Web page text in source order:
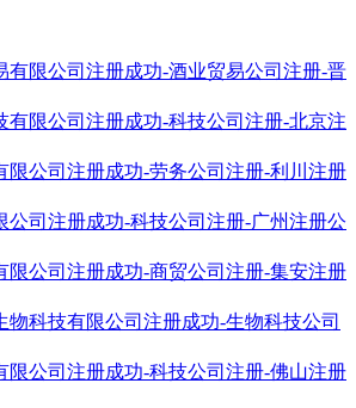
有限公司注册成功-酒业贸易公司注册-晋
有限公司注册成功-科技公司注册-北京注
限公司注册成功-劳务公司注册-利川注册
公司注册成功-科技公司注册-广州注册公
限公司注册成功-商贸公司注册-集安注册
物科技有限公司注册成功-生物科技公司
限公司注册成功-科技公司注册-佛山注册